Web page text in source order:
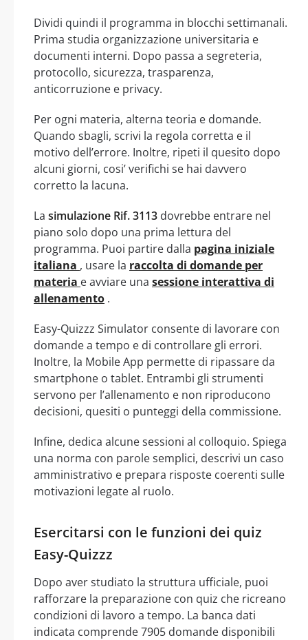
Dividi quindi il programma in blocchi settimanali.
Prima studia organizzazione universitaria e
documenti interni. Dopo passa a segreteria,
protocollo, sicurezza, trasparenza,
anticorruzione e privacy.
Per ogni materia, alterna teoria e domande.
Quando sbagli, scrivi la regola corretta e il
motivo dell’errore. Inoltre, ripeti il quesito dopo
alcuni giorni, cosi’ verifichi se hai davvero
corretto la lacuna.
La simulazione Rif. 3113 dovrebbe entrare nel
piano solo dopo una prima lettura del
programma. Puoi partire dalla pagina iniziale
italiana , usare la raccolta di domande per
materia e avviare una sessione interattiva di
allenamento .
Easy-Quizzz Simulator consente di lavorare con
domande a tempo e di controllare gli errori.
Inoltre, la Mobile App permette di ripassare da
smartphone o tablet. Entrambi gli strumenti
servono per l’allenamento e non riproducono
decisioni, quesiti o punteggi della commissione.
Infine, dedica alcune sessioni al colloquio. Spiega
una norma con parole semplici, descrivi un caso
amministrativo e prepara risposte coerenti sulle
motivazioni legate al ruolo.
Esercitarsi con le funzioni dei quiz
Easy-Quizzz
Dopo aver studiato la struttura ufficiale, puoi
rafforzare la preparazione con quiz che ricreano
condizioni di lavoro a tempo. La banca dati
indicata comprende 7905 domande disponibili